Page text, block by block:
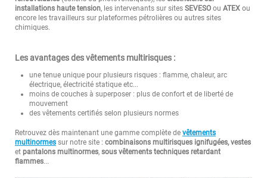
installations haute tension, les intervenants sur sites SEVESO ou ATEX ou
encore les travailleurs sur plateformes pétrolières ou autres sites
chimiques.
Les avantages des vêtements multirisques :
une tenue unique pour plusieurs risques : flamme, chaleur, arc
électrique, électricité statique etc...
moins de couches à superposer : plus de confort et de liberté de
mouvement
des vêtements certifiés selon plusieurs normes
Retrouvez dès maintenant une gamme complète de vêtements
multinormes sur notre site : combinaisons multirisques ignifugées, vestes
et pantalons multinormes, sous vêtements techniques retardant
flammes...